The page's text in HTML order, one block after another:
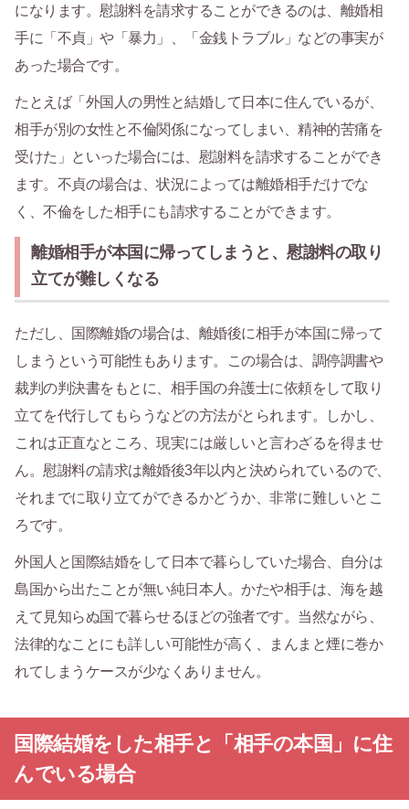
になります。慰謝料を請求することができるのは、離婚相
手に「不貞」や「暴力」、「金銭トラブル」などの事実が
あった場合です。
たとえば「外国人の男性と結婚して日本に住んでいるが、
相手が別の女性と不倫関係になってしまい、精神的苦痛を
受けた」といった場合には、慰謝料を請求することができ
ます。不貞の場合は、状況によっては離婚相手だけでな
く、不倫をした相手にも請求することができます。
離婚相手が本国に帰ってしまうと、慰謝料の取り
立てが難しくなる
ただし、国際離婚の場合は、離婚後に相手が本国に帰って
しまうという可能性もあります。この場合は、調停調書や
裁判の判決書をもとに、相手国の弁護士に依頼をして取り
立てを代行してもらうなどの方法がとられます。しかし、
これは正直なところ、現実には厳しいと言わざるを得ませ
ん。慰謝料の請求は離婚後3年以内と決められているので、
それまでに取り立てができるかどうか、非常に難しいとこ
ろです。
外国人と国際結婚をして日本で暮らしていた場合、自分は
島国から出たことが無い純日本人。かたや相手は、海を越
えて見知らぬ国で暮らせるほどの強者です。当然ながら、
法律的なことにも詳しい可能性が高く、まんまと煙に巻か
れてしまうケースが少なくありません。
国際結婚をした相手と「相手の本国」に住
んでいる場合